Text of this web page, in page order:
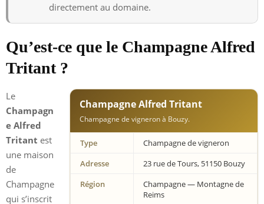
directement au domaine.
Qu’est-ce que le Champagne Alfred
Tritant ?
Champagne Alfred Tritant
Champagne de vigneron à Bouzy.
Type
Champagne de vigneron
Adresse
23 rue de Tours, 51150 Bouzy
Région
Champagne — Montagne de
Reims
Le
Champagn
e Alfred
Tritant est
une maison
de
Champagne
qui s’inscrit